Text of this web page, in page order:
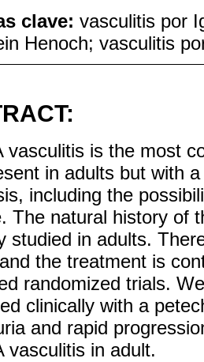
clave: vasculitis por
Henoch; vasculitis
vasculitis is the most
in adults but with
including the
The natural history of
studied in adults.
the treatment is
randomized trials.
clinically with a
and rapid
vasculitis in adult.